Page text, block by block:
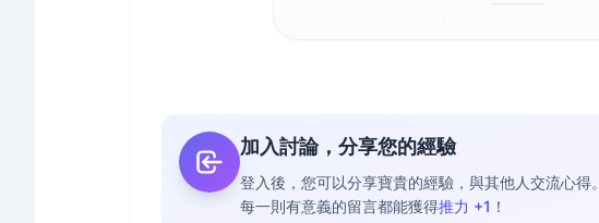
加入討論，分享您的經驗
登入後，您可以分享寶貴的經驗，與其他人交流心得。
每一則有意義的留言都能獲得推力 +1 ！